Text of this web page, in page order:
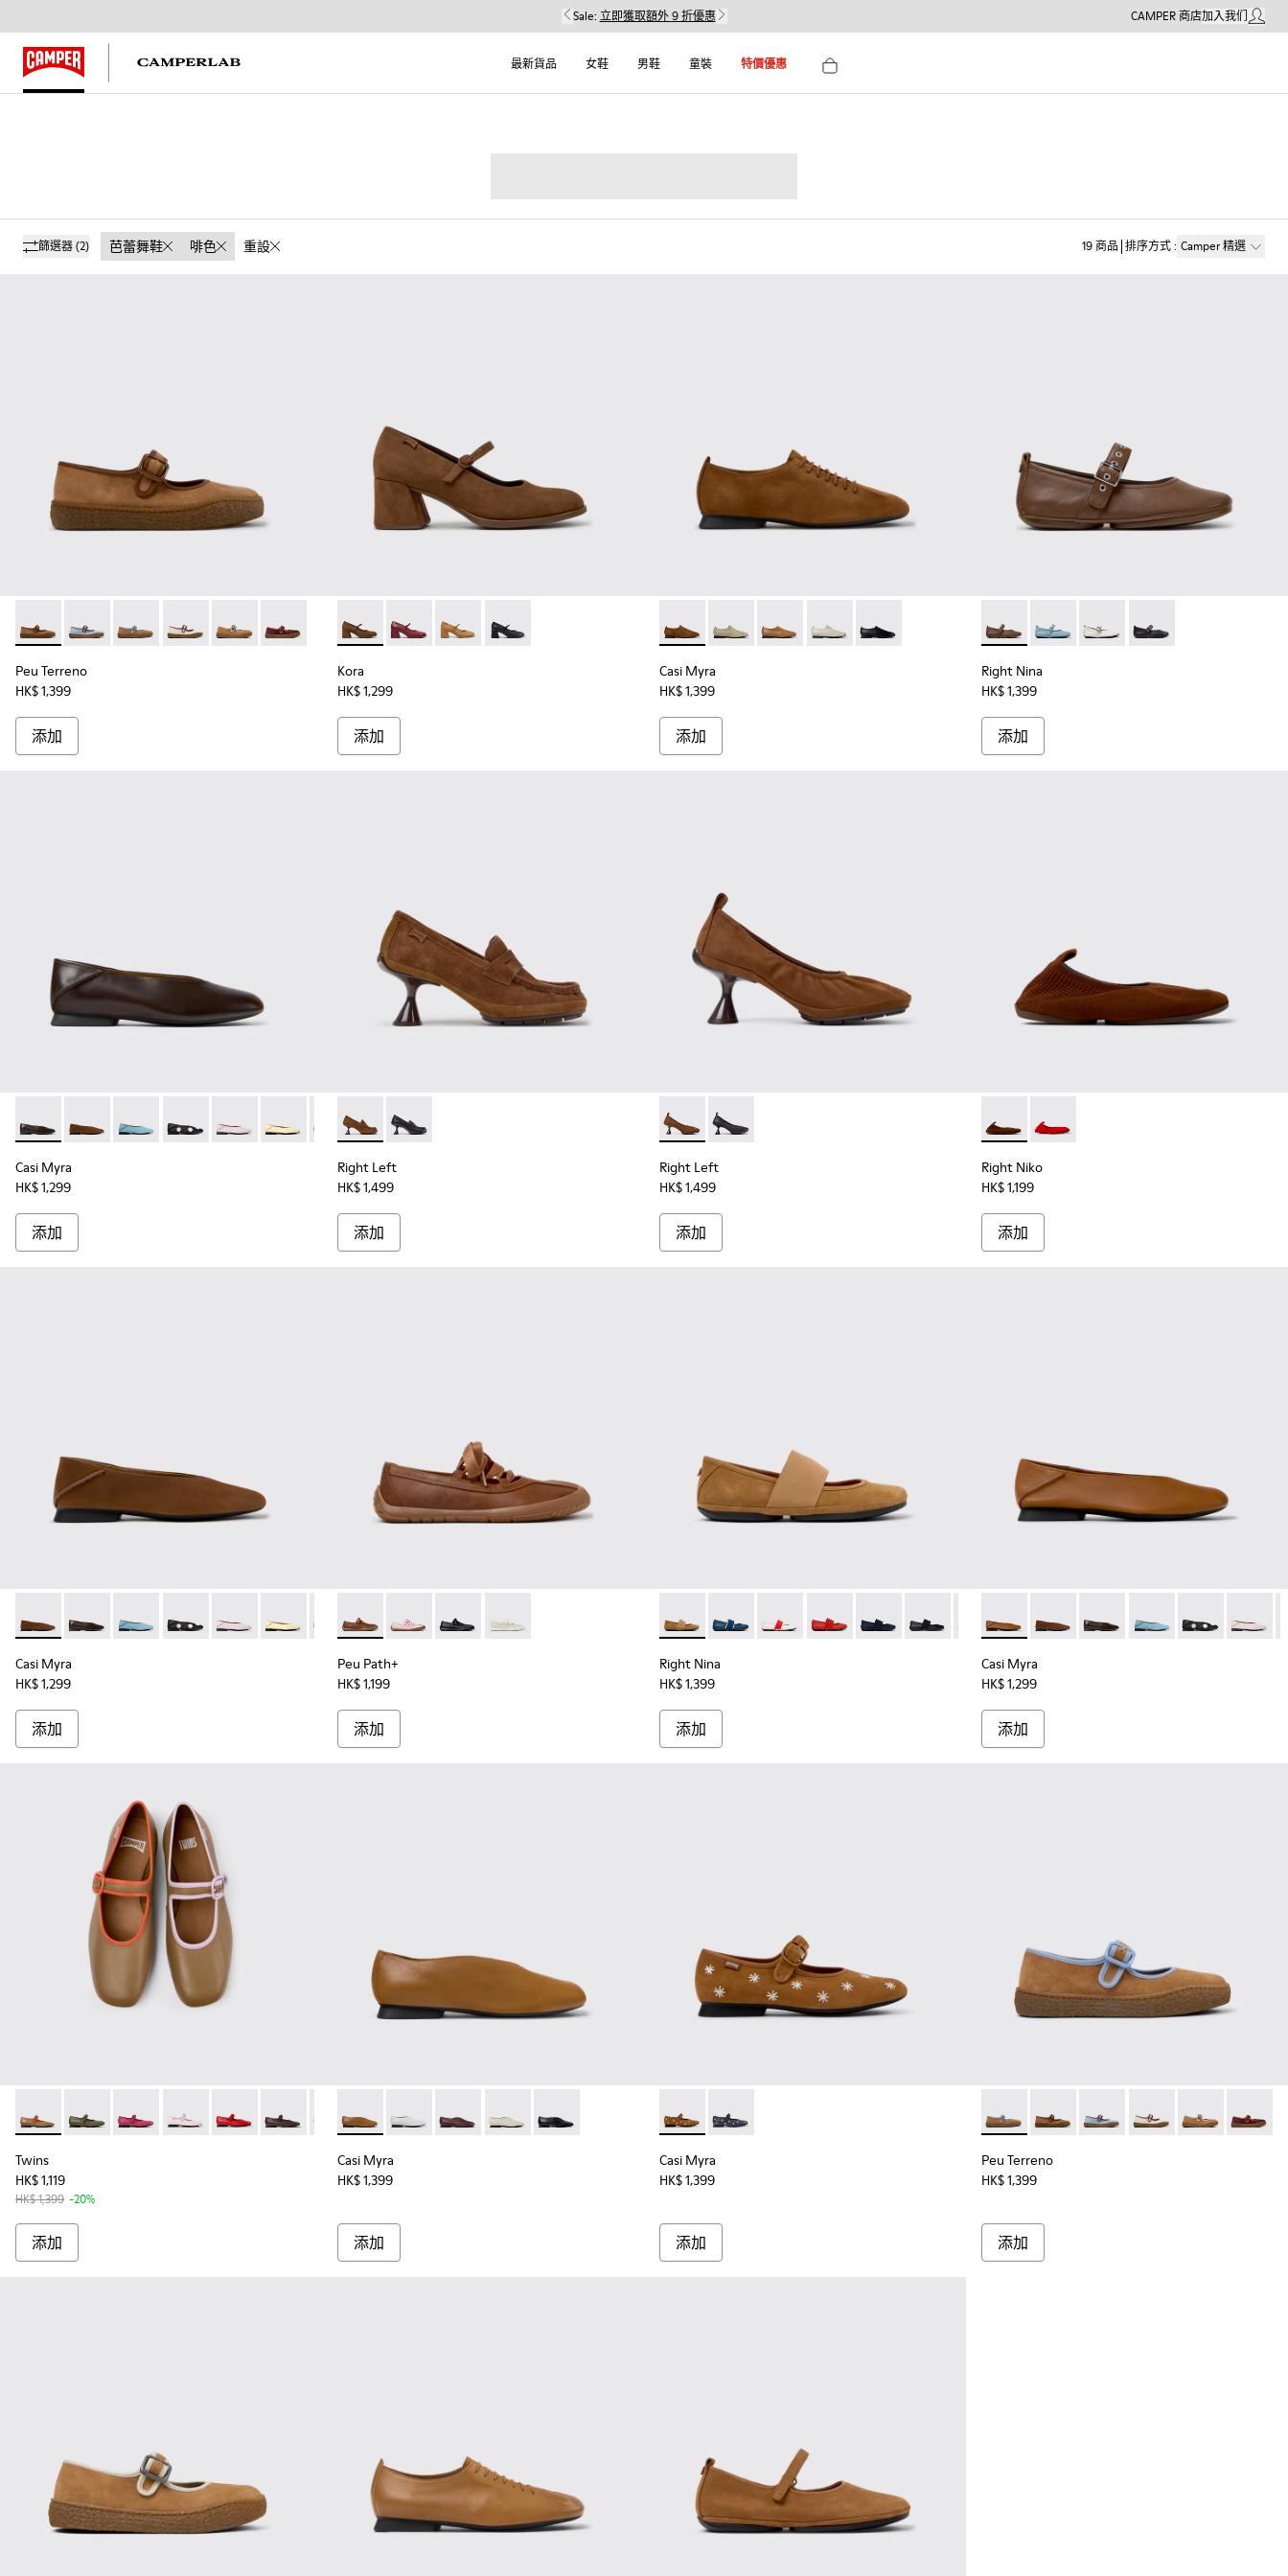
Sale: 立即獲取額外 9 折優惠 CAMPER 商店加入我们我的帳
最新貨品 女鞋 男鞋 童裝 特價優惠
篩選器(2) 芭蕾舞鞋 啡色 重設 19商品 排序方式: Camper 精選
Peu Terreno - K201825-010 - 女裝啡色麂皮和皮革芭蕾舞鞋。
Peu Terreno - K201825-008
Peu Terreno - K201825-007 - 女裝啡色麂皮和皮革芭蕾舞鞋。
Peu Terreno - K201825-006
Peu Terreno - K201825-003 - 女裝灰啡色磨砂革運動皮鞋。
Peu Terreno - K201825-001
Peu Terreno
HK$ 1,399
添加
Kora - K201799-008 - 女裝啡色磨砂革芭蕾舞鞋。
Kora - K201799-009
Kora - K201799-007
Kora - K201799-001
Kora
HK$ 1,299
添加
Casi Myra - K201802-005 - 女裝啡色磨砂革鞋。
Casi Myra - K201802-004
Casi Myra - K201802-003 - 女裝啡色皮鞋。
Casi Myra - K201802-002
Casi Myra - K201802-001
Casi Myra
HK$ 1,399
添加
Right Nina - K201962-004 - 女裝啡色皮革芭
Right Nina - K201962-003
Right Nina - K201962-002
Right Nina - K201962-
Right Nina
HK$ 1,399
添加
Casi Myra - K201253-057 - 女裝啡色皮革芭蕾舞鞋。
Casi Myra - K201253-058 - 女裝啡色磨砂革芭蕾舞鞋。
Casi Myra - K201253-056
Casi Myra - K201253-050
Casi Myra - K201253-047
Casi Myra - K201253-046
Casi Myra - K201253-042
Casi Myra - K201253-041 - 女裝啡色皮革芭蕾舞鞋。
Casi Myra - K201253-033Casi Myra - K201253-026
Casi Myra - K201253-016
Casi Myra - K201253-015
Casi Myra - K201253-003
Casi Myra
HK$ 1,299
添加
Right Left - K201978-003 - 女裝啡色麂皮磨砂革莫卡辛鞋。
Right Left - K201978-001
Right Left
HK$ 1,499
添加
Right Left - K201976-004 - 女裝啡色磨砂革芭蕾舞鞋。
Right Left - K201976-001
Right Left
HK$ 1,499
添加
Right Niko - K201945-002 - 女裝啡色織物和
Right Niko - K201945-003
Right Niko
HK$ 1,199
添加
Casi Myra - K201253-058 - 女裝啡色磨砂革芭蕾舞鞋。
Casi Myra - K201253-057 - 女裝啡色皮革芭蕾舞鞋。
Casi Myra - K201253-056
Casi Myra - K201253-050
Casi Myra - K201253-047
Casi Myra - K201253-046
Casi Myra - K201253-042
Casi Myra - K201253-041 - 女裝啡色皮革芭蕾舞鞋。
Casi Myra - K201253-033
Casi Myra - K201253-031
Casi Myra - K201253-026
Casi Myra - K201253-016
Casi Myra - K201253-015
Casi Myra - K201253-003
Casi Myra
HK$ 1,299
添加
Peu Path+ - K201921-005 - 女裝啡色皮革芭蕾舞鞋。
Peu Path+ - K201921-004
Peu Path+ - K201921-002
Peu Path+ - K201921-001
Peu Path+
HK$ 1,199
添加
Right Nina - 21595-265 - 女裝啡色磨砂革芭蕾舞鞋。
Right Nina - 21595-269
Right Nina - 21595-268
Right Nina - 21595-258
Right Nina - 21595-243
Right Nina - 21595-242
Right Nina - 21595-228
Right Nina - 21595-207
Right Nina
HK$ 1,399
添加
Casi Myra - K201253-041 - 女裝啡色皮革芭
Casi Myra - K201253-058 - 女裝啡色
Casi Myra - K201253-057 -
Casi Myra - K201253-
Casi Myra -
Casi
Casi Myra
HK$ 1,299
添加
Twins - K201629-006 - 女裝多色皮革芭蕾舞鞋。
Twins - K201629-017
Twins - K201629-016
Twins - K201629-015
Twins - K201629-014
Twins - K201629-011
Twins - K201629-010
Twins - K201629-003
Twins - K201629-002
Twins - K201629-001
Twins
HK$ 1,119
HK$ 1,399 -20%
添加
Casi Myra - K201751-009 - 女裝啡色皮革芭蕾舞鞋。
Casi Myra - K201751-010
Casi Myra - K201751-007
Casi Myra - K201751-006
Casi Myra - K201751-001
Casi Myra
HK$ 1,399
添加
Casi Myra - K201904-001 - 女裝啡色磨砂革和皮革芭蕾舞鞋。
Casi Myra - K201904-002
Casi Myra
HK$ 1,399
添加
Peu Terreno - K201825-007 - 女裝啡色麂皮
Peu Terreno - K201825-010 - 女裝啡
Peu Terreno - K201825-008
Peu Terreno -Peu Terreno -
Peu
Peu Terreno
HK$ 1,399
添加